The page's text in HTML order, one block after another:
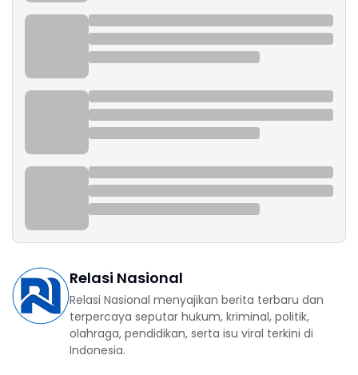
Relasi Nasional
Relasi Nasional menyajikan berita terbaru dan
terpercaya seputar hukum, kriminal, politik,
olahraga, pendidikan, serta isu viral terkini di
Indonesia.